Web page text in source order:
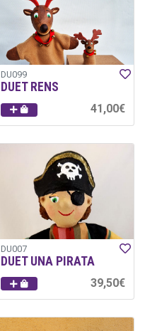
DU099
DUET RENS
41,00€
DU007
DUET UNA PIRATA
39,50€